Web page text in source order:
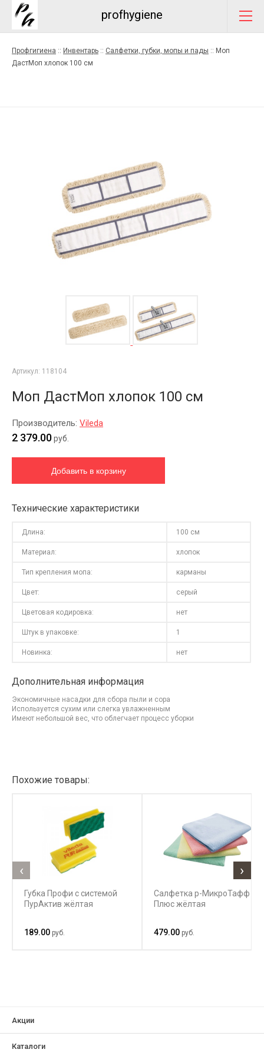
profhygiene
Профгигиена :: Инвентарь :: Салфетки, губки, мопы и пады :: Моп
ДастМоп хлопок 100 см
Артикул: 118104
Моп ДастМоп хлопок 100 см
Производитель: Vileda
2 379.00руб.
Технические характеристики
Длина: 100 см
Материал: хлопок
Тип крепления мопа: карманы
Цвет: серый
Цветовая кодировка: нет
Штук в упаковке: 1
Новинка: нет
Дополнительная информация
Экономичные насадки для сбора пыли и сора
Используется сухим или слегка увлажненным
Имеют небольшой вес, что облегчает процесс уборки
Похожие товары:
Губка Профи с системой
ПурАктив жёлтая
189.00 руб.
Салфетка р-МикроТафф
Плюс жёлтая
479.00 руб.
‹ ›
Акции
Каталоги